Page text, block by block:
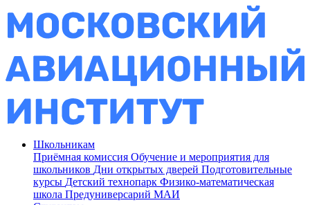
Школьникам
Приёмная комиссия Обучение и мероприятия для
школьников Дни открытых дверей Подготовительные
курсы Детский технопарк Физико-математическая
школа Предуниверсарий МАИ